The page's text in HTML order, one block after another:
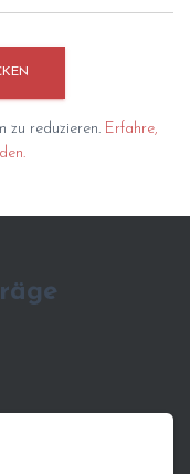
zu reduzieren. Erfahre,